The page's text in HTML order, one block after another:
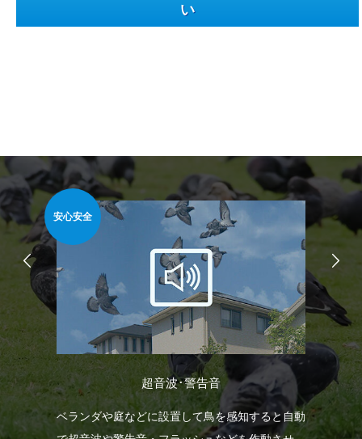
い
安心安全
超音波･警告音
ベランダや庭などに設置して鳥を感知すると自動